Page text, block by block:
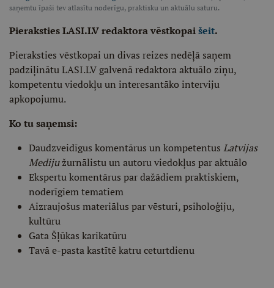
saņemtu īpaši tev atlasītu noderīgu, praktisku un aktuālu saturu.
Pieraksties LASI.LV redaktora vēstkopaišeit.
Pieraksties vēstkopai un divas reizes nedēļā saņem
padziļinātu LASI.LV galvenā redaktora aktuālo ziņu,
kompetentu viedokļu un interesantāko interviju
apkopojumu.
Ko tu saņemsi:
Daudzveidīgus komentārus un kompetentus Latvijas
Medijužurnālistu un autoru viedokļus par aktuālo
Ekspertu komentārus par dažādiem praktiskiem,
noderīgiem tematiem
Aizraujošus materiālus par vēsturi, psiholoģiju,
kultūru
Gata Šļūkas karikatūru
Tavā e-pasta kastītē katru ceturtdienu